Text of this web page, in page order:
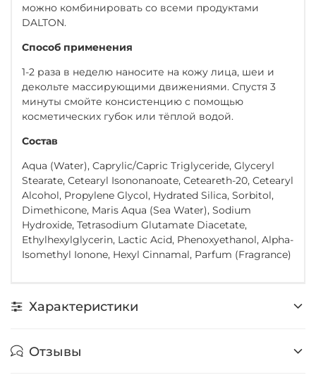
можно комбинировать со всеми продуктами
DALTON.
Способ применения
1-2 раза в неделю наносите на кожу лица, шеи и
декольте массирующими движениями. Спустя 3
минуты смойте консистенцию с помощью
косметических губок или тёплой водой.
Состав
Aqua (Water), Caprylic/Capric Triglyceride, Glyceryl
Stearate, Cetearyl Isononanoate, Ceteareth-20, Cetearyl
Alcohol, Propylene Glycol, Hydrated Silica, Sorbitol,
Dimethicone, Maris Aqua (Sea Water), Sodium
Hydroxide, Tetrasodium Glutamate Diacetate,
Ethylhexylglycerin, Lactic Acid, Phenoxyethanol, Alpha-
Isomethyl Ionone, Hexyl Cinnamal, Parfum (Fragrance)
Характеристики
Отзывы